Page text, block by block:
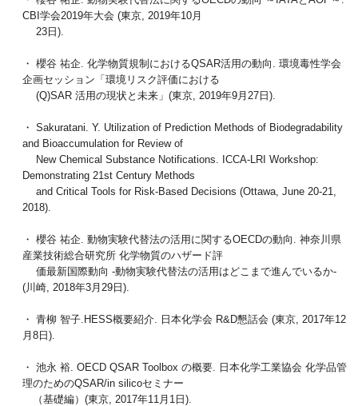
CBI学会2019年大会 (東京, 2019年10月
23日).
・ 櫻谷 祐企. 化学物質規制におけるQSAR活用の動向. 環境毒性学会
企画セッション「環境リスク評価における
(Q)SAR 活用の現状と未来」(東京, 2019年9月27日).
・ Sakuratani. Y. Utilization of Prediction Methods of Biodegradability
and Bioaccumulation for Review of
New Chemical Substance Notifications. ICCA-LRI Workshop:
Demonstrating 21st Century Methods
and Critical Tools for Risk-Based Decisions (Ottawa, June 20-21,
2018).
・ 櫻谷 祐企. 動物実験代替法の活用に関するOECDの動向. 神奈川県
産業技術総合研究所 化学物質のハザード評
価最新国際動向 -動物実験代替法の活用はどこまで進んでいるか-
(川崎, 2018年3月29日).
・ 青柳 智子.HESS概要紹介. 日本化学会 R&D懇話会 (東京, 2017年12
月8日).
・ 池永 裕. OECD QSAR Toolbox の概要. 日本化学工業協会 化学品管
理のためのQSAR/in silicoセミナー
（基礎編）(東京, 2017年11月1日).